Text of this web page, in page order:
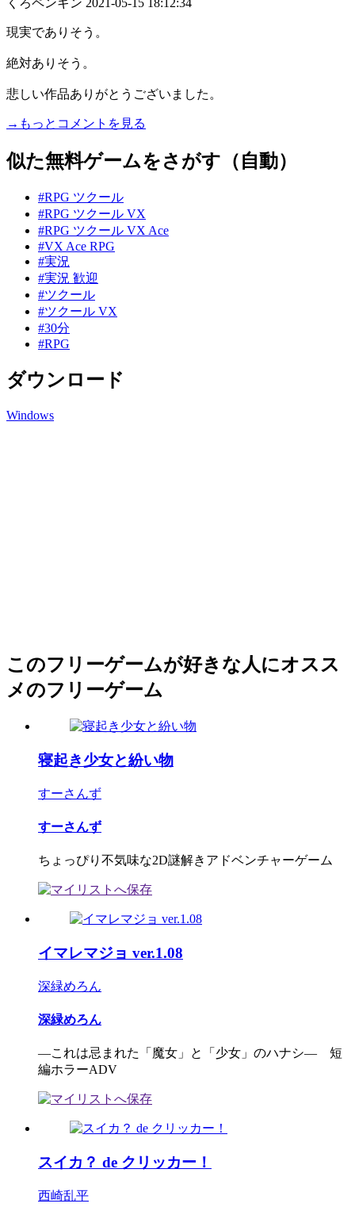
現実でありそう。
絶対ありそう。
悲しい作品ありがとうございました。
→もっとコメントを見る
似た無料ゲームをさがす（自動）
#RPG ツクール
#RPG ツクール VX
#RPG ツクール VX Ace
#VX Ace RPG
#実況
#実況 歓迎
#ツクール
#ツクール VX
#30分
#RPG
ダウンロード
Windows
このフリーゲームが好きな人にオスス
メのフリーゲーム
寝起き少女と紛い物
すーさんず
すーさんず
ちょっぴり不気味な2D謎解きアドベンチャーゲーム
イマレマジョ ver.1.08
深緑めろん
深緑めろん
―これは忌まれた「魔女」と「少女」のハナシ― 短
編ホラーADV
スイカ？ de クリッカー！
西崎乱平